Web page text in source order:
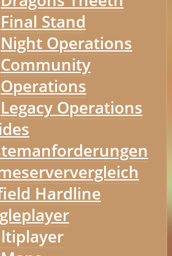
Final Stand
Night Operations
Community
Operations
Legacy Operations
Hardline